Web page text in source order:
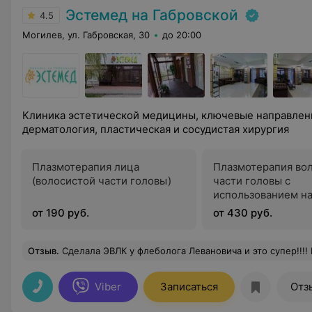
4.5 Эстемед на Габровской
Могилев, ул. Габровская, 30 до 20:00
Клиника эстетической медицины, ключевые
дерматология, пластическая и сосудистая хирургия
Плазмотерапия лица
(волосистой части головы)
от 190 руб.
Плазмотерапия
части головы с
использованием
RegenLab
от 430 руб.
Отзыв. Сделала ЭВЛК у флеболога Левановича и это супер!!!! Варикоз наследственный у меня((( Сколько мазей, гелей пробовала, таблетки, это всё не то! Девочки, не поможет мазь!!! Да, Эвлк недёшево, но!!! небольшой, нестрашно, и у кого проблема варикоза серьезная, тот готов на многое и поймёт! Страшные вены с ног ушли! Могу летом носить юбки, на пляже не
Viber Записаться